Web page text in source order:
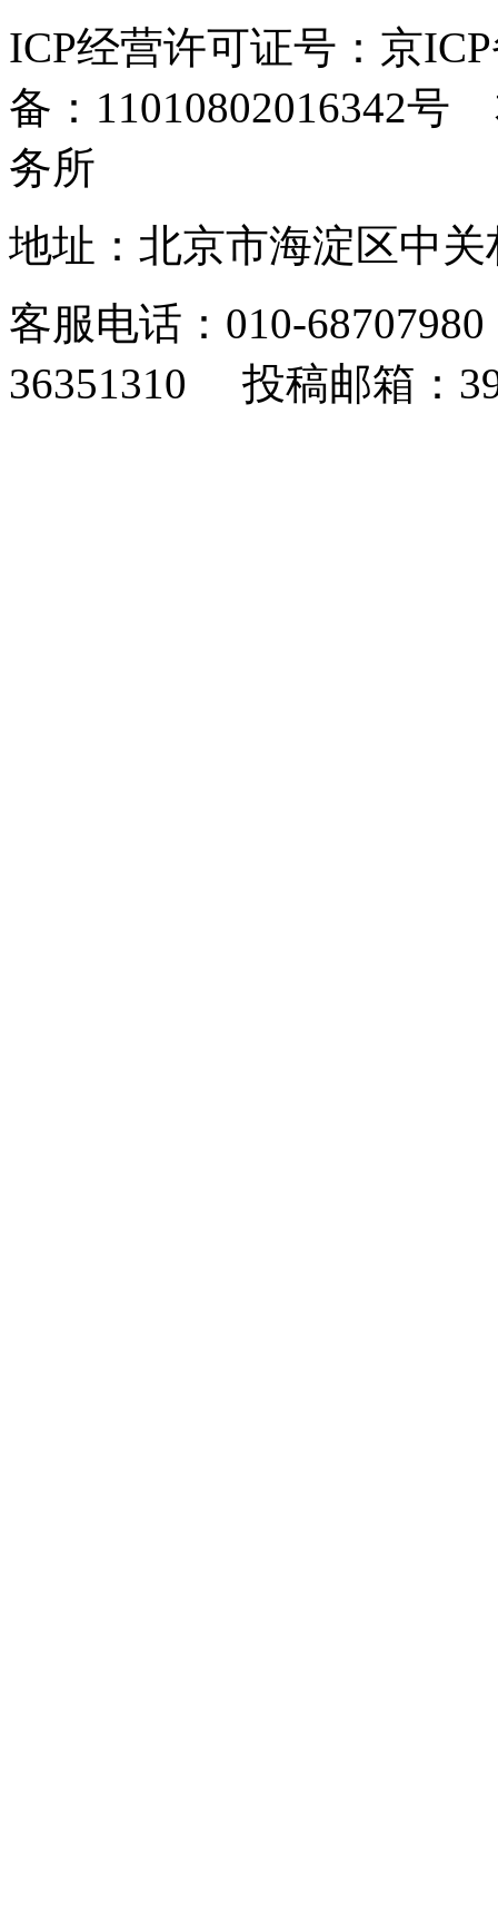
ICP经营许可证号：京
备：11010802016342
务所
地址：北京市海淀区中
客服电话：010-
36351310 投稿邮箱：